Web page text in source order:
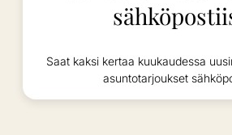
Saat kaksi kertaa kuukaudessa
asuntotarjoukset